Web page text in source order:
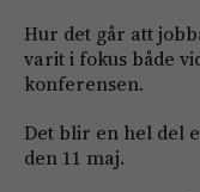
Hur det går att
varit i fokus både
konferensen.
Det blir en hel del
den 11 maj.